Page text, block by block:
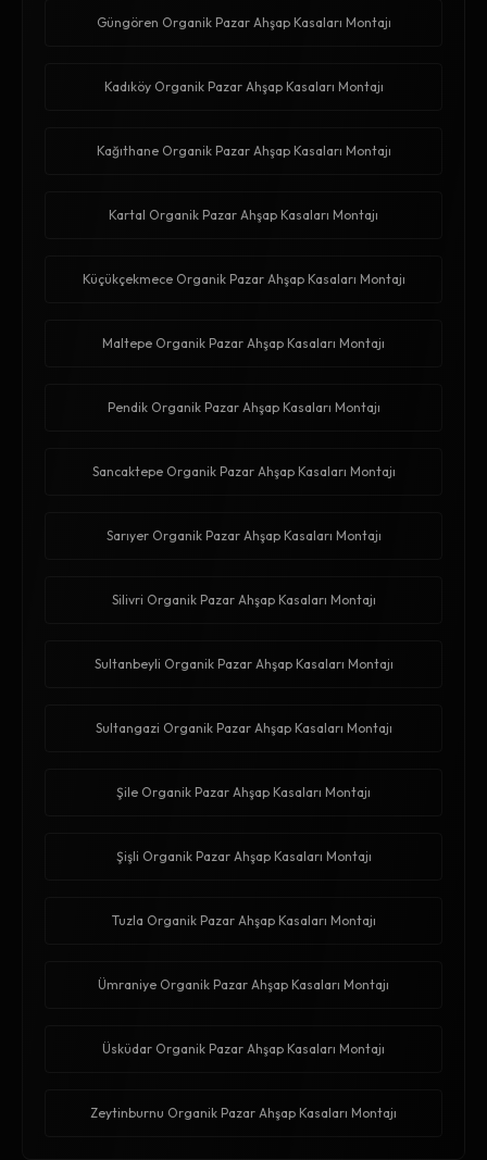
Güngören Organik Pazar Ahşap Kasaları Montajı
Kadıköy Organik Pazar Ahşap Kasaları Montajı
Kağıthane Organik Pazar Ahşap Kasaları Montajı
Kartal Organik Pazar Ahşap Kasaları Montajı
Küçükçekmece Organik Pazar Ahşap Kasaları Montajı
Maltepe Organik Pazar Ahşap Kasaları Montajı
Pendik Organik Pazar Ahşap Kasaları Montajı
Sancaktepe Organik Pazar Ahşap Kasaları Montajı
Sarıyer Organik Pazar Ahşap Kasaları Montajı
Silivri Organik Pazar Ahşap Kasaları Montajı
Sultanbeyli Organik Pazar Ahşap Kasaları Montajı
Sultangazi Organik Pazar Ahşap Kasaları Montajı
Şile Organik Pazar Ahşap Kasaları Montajı
Şişli Organik Pazar Ahşap Kasaları Montajı
Tuzla Organik Pazar Ahşap Kasaları Montajı
Ümraniye Organik Pazar Ahşap Kasaları Montajı
Üsküdar Organik Pazar Ahşap Kasaları Montajı
Zeytinburnu Organik Pazar Ahşap Kasaları Montajı